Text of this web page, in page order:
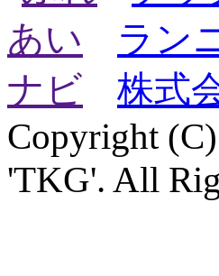
Copyright
'TKG'. All